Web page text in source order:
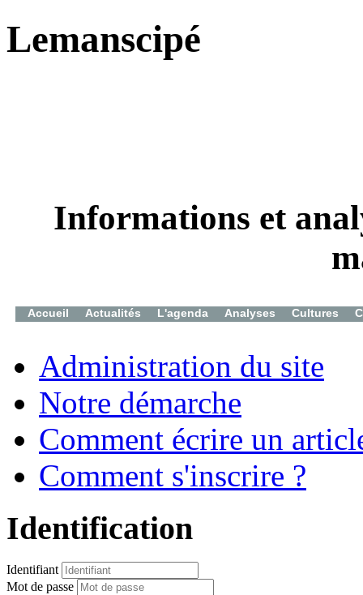
Lemanscipé
Informations et
Accueil Actualités L'agenda Analyses Cultures
Administration du site
Notre démarche
Comment écrire un
Comment s'inscrire ?
Identification
Identifiant
Mot de passe